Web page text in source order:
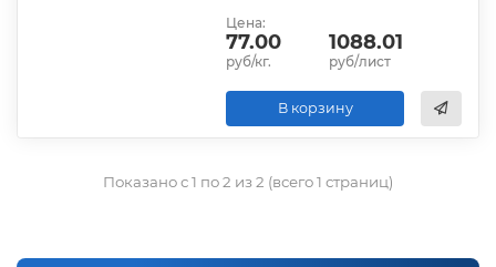
Цена:
77.00
руб/кг.
1088.01
руб/лист
В корзину
Показано с 1 по 2 из 2 (всего 1 страниц)